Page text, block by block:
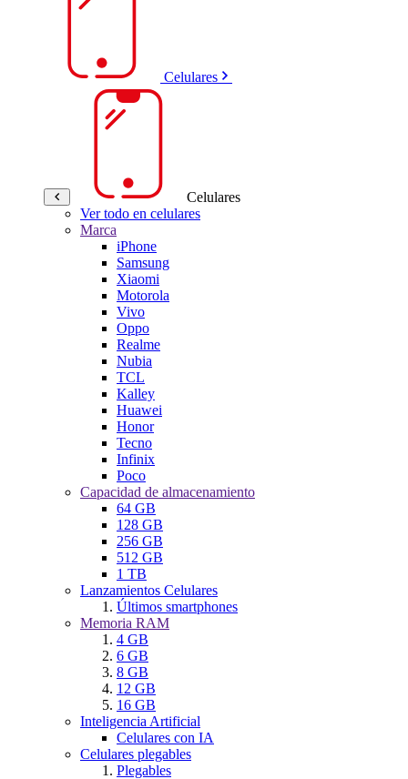
Celulares
Celulares
Ver todo en celulares
Marca
iPhone
Samsung
Xiaomi
Motorola
Vivo
Oppo
Realme
Nubia
TCL
Kalley
Huawei
Honor
Tecno
Infinix
Poco
Capacidad de almacenamiento
64 GB
128 GB
256 GB
512 GB
1 TB
Lanzamientos Celulares
Últimos smartphones
Memoria RAM
4 GB
6 GB
8 GB
12 GB
16 GB
Inteligencia Artificial
Celulares con IA
Celulares plegables
Plegables